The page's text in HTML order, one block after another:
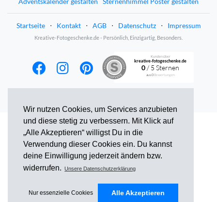
Wir nutzen Cookies, um Services anzubieten
und diese stetig zu verbessern. Mit Klick auf
„Alle Akzeptieren“ willigst Du in die
Verwendung dieser Cookies ein. Du kannst
deine Einwilligung jederzeit ändern bzw.
widerrufen.
Unsere Datenschutzerklärung
Nur essenzielle Cookies Alle Akzeptieren
Startseite ⋅ Kontakt ⋅ AGB ⋅ Datenschutz ⋅ Impressum
Kreative-Fotogeschenke.de - Persönlich, Einzigartig, Besonders.
Kunden über
kreative-fotogeschenke.de
0 / 5 Sternen
aus0Bewertungen